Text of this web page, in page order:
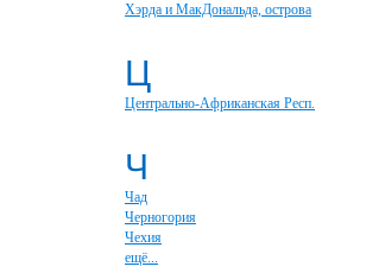
Хэрда и МакДональда, острова
Ц
Центрально-Африканская Респ.
Ч
Чад
Черногория
Чехия
ещё...